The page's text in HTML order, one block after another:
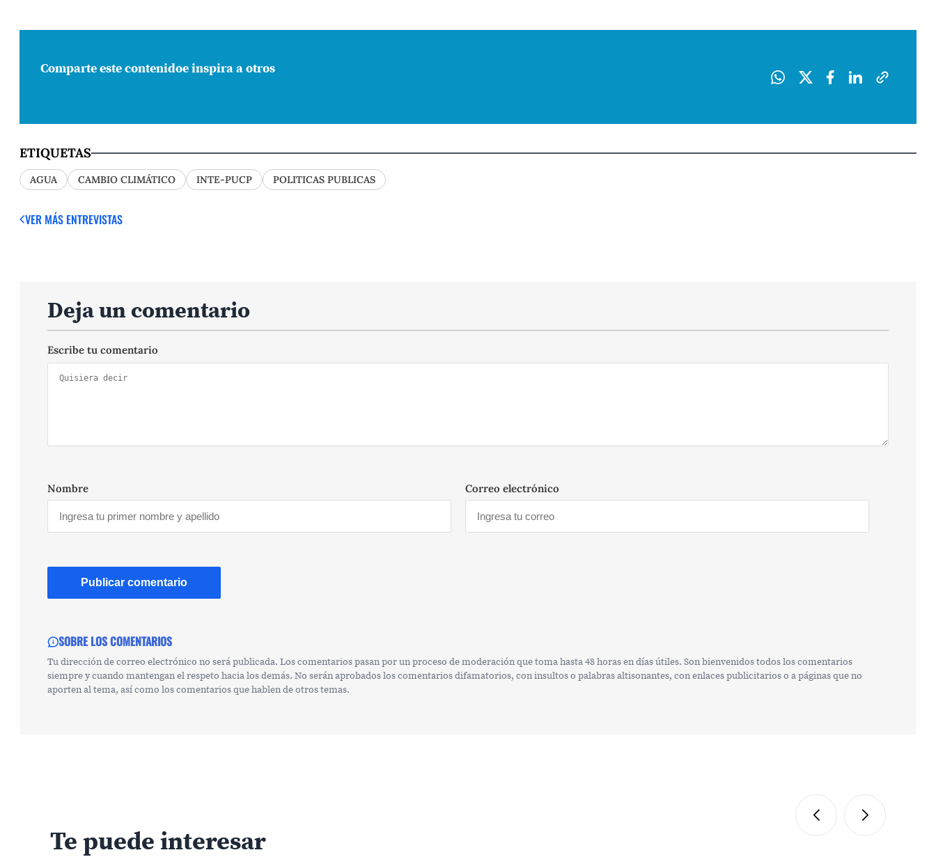
Comparte este contenidoe inspira a otros
ETIQUETAS
AGUA CAMBIO CLIMÁTICO INTE-PUCP POLITICAS PUBLICAS
VER MÁS ENTREVISTAS
Deja un comentario
Escribe tu comentario
Nombre Correo electrónico
SOBRE LOS COMENTARIOS
Tu dirección de correo electrónico no será publicada. Los comentarios pasan por un proceso de moderación que toma hasta 48 horas en días útiles. Son bienvenidos todos los comentarios
siempre y cuando mantengan el respeto hacia los demás. No serán aprobados los comentarios difamatorios, con insultos o palabras altisonantes, con enlaces publicitarios o a páginas que no
aporten al tema, así como los comentarios que hablen de otros temas.
Te puede interesar